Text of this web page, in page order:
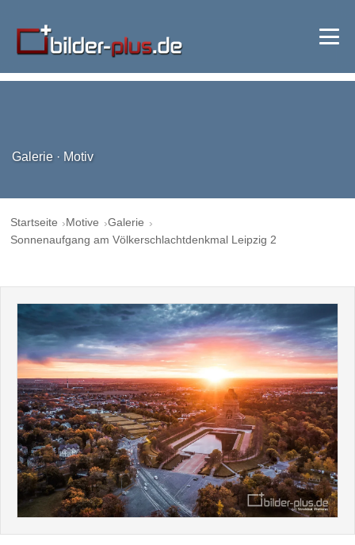
Galerie · Motiv
Startseite Motive
Galerie
Sonnenaufgang am Völkerschlachtdenkmal Leipzig 2